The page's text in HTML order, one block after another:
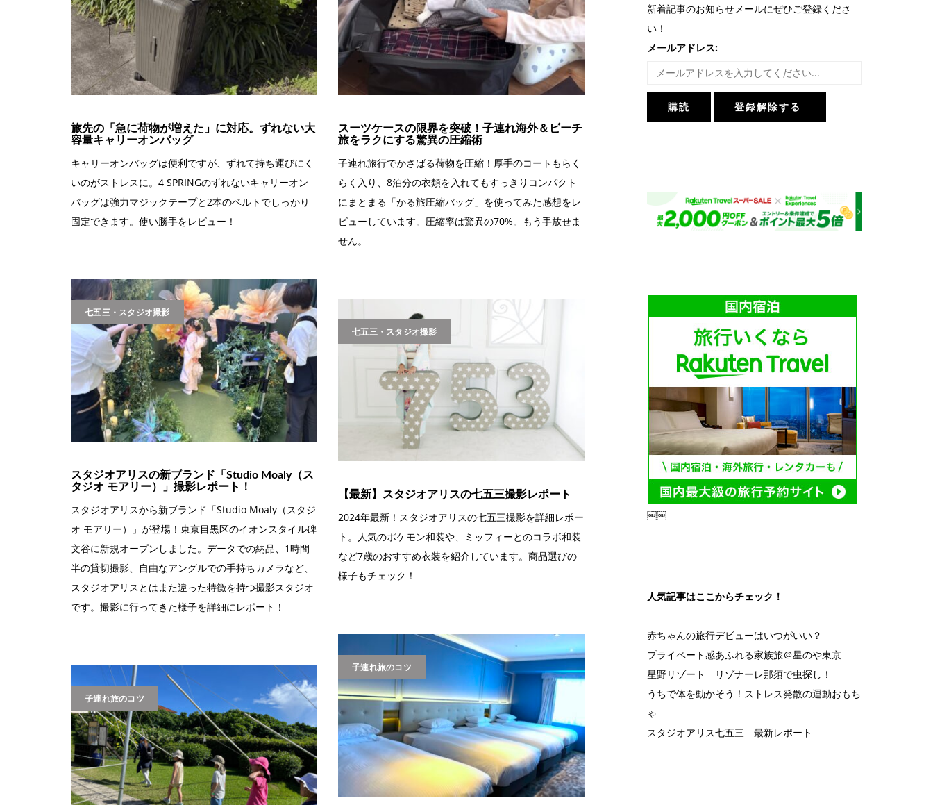
旅先の「急に荷物が増えた」に対応。ずれない大
容量キャリーオンバッグ
キャリーオンバッグは便利ですが、ずれて持ち運びにく
いのがストレスに。4 SPRINGのずれないキャリーオン
バッグは強力マジックテープと2本のベルトでしっかり
固定できます。使い勝手をレビュー！
スーツケースの限界を突破！子連れ海外＆ビーチ
旅をラクにする驚異の圧縮術
子連れ旅行でかさばる荷物を圧縮！厚手のコートもらく
らく入り、8泊分の衣類を入れてもすっきりコンパクト
にまとまる「かる旅圧縮バッグ」を使ってみた感想をレ
ビューしています。圧縮率は驚異の70%。もう手放せま
せん。
七五三・スタジオ撮影
スタジオアリスの新ブランド「Studio Moaly（ス
タジオ モアリー）」撮影レポート！
スタジオアリスから新ブランド「Studio Moaly（スタジ
オ モアリー）」が登場！東京目黒区のイオンスタイル碑
文谷に新規オープンしました。データでの納品、1時間
半の貸切撮影、自由なアングルでの手持ちカメラなど、
スタジオアリスとはまた違った特徴を持つ撮影スタジオ
です。撮影に行ってきた様子を詳細にレポート！
七五三・スタジオ撮影
【最新】スタジオアリスの七五三撮影レポート
2024年最新！スタジオアリスの七五三撮影を詳細レポー
ト。人気のポケモン和装や、ミッフィーとのコラボ和装
など7歳のおすすめ衣装を紹介しています。商品選びの
様子もチェック！
子連れ旅のコツ
子連れ旅のコツ
新着記事のお知らせメールにぜひご登録くださ
い！
メールアドレス:
￼￼
人気記事はここからチェック！
赤ちゃんの旅行デビューはいつがいい？
プライベート感あふれる家族旅＠星のや東京
星野リゾート リゾナーレ那須で虫探し！
うちで体を動かそう！ストレス発散の運動おもち
ゃ
スタジオアリス七五三 最新レポート